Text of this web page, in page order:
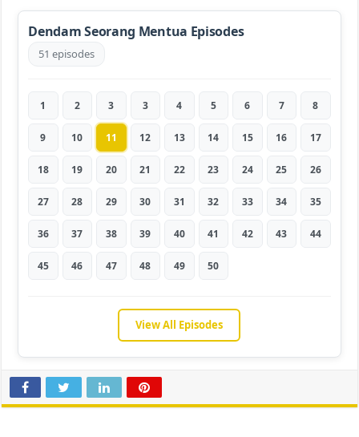
Dendam Seorang Mentua Episodes
51 episodes
1 2 3 3 4 5 6 7 8
9 10 11 12 13 14 15 16 17
18 19 20 21 22 23 24 25 26
27 28 29 30 31 32 33 34 35
36 37 38 39 40 41 42 43 44
45 46 47 48 49 50
View All Episodes